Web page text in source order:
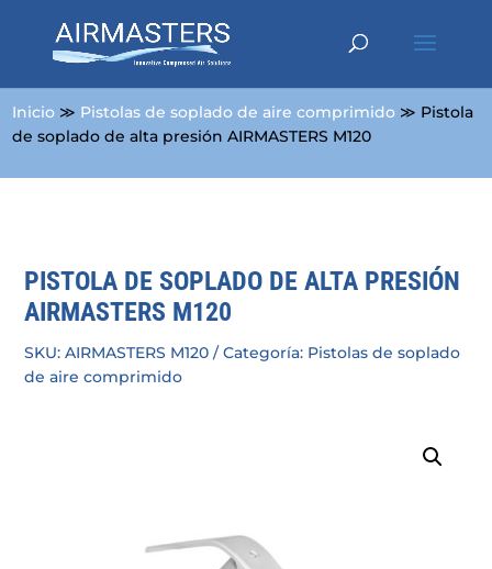
Inicio ≫ Pistolas de soplado de aire comprimido ≫ Pistola
de soplado de alta presión AIRMASTERS M120
PISTOLA DE SOPLADO DE ALTA PRESIÓN
AIRMASTERS M120
SKU:AIRMASTERS M120 Categoría: Pistolas de soplado
de aire comprimido